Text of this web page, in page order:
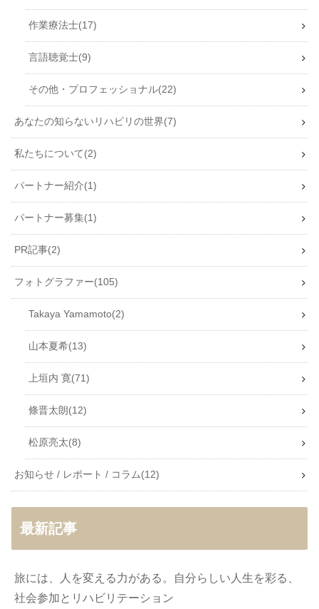
作業療法士 17
言語聴覚士 9
その他・プロフェッショナル 22
あなたの知らないリハビリの世界 7
私たちについて 2
パートナー紹介 1
パートナー募集 1
PR記事 2
フォトグラファー 105
Takaya Yamamoto 2
山本夏希 13
上垣内 寛 71
條晋太朗 12
松原亮太 8
お知らせ / レポート / コラム 12
最新記事
旅には、人を変える力がある。自分らしい人生を彩る、
社会参加とリハビリテーション